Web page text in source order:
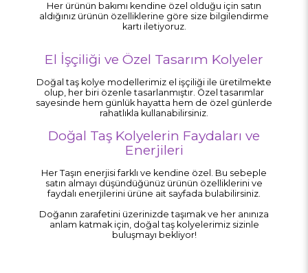
Her ürünün bakımı kendine özel olduğu için satın
aldığınız ürünün özelliklerine göre size bilgilendirme
kartı iletiyoruz.
El İşçiliği ve Özel Tasarım Kolyeler
Doğal taş kolye modellerimiz el işçiliği ile üretilmekte
olup, her biri özenle tasarlanmıştır. Özel tasarımlar
sayesinde hem günlük hayatta hem de özel günlerde
rahatlıkla kullanabilirsiniz.
Doğal Taş Kolyelerin Faydaları ve
Enerjileri
Her Taşın enerjisi farklı ve kendine özel. Bu sebeple
satın almayı düşündüğünüz ürünün özelliklerini ve
faydalı enerjilerini ürüne ait sayfada bulabilirsiniz.
Doğanın zarafetini üzerinizde taşımak ve her anınıza
anlam katmak için, doğal taş kolyelerimiz sizinle
buluşmayı bekliyor!